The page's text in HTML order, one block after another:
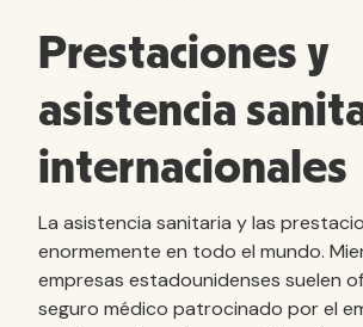
Prestaciones y
asistencia
internacionales
La asistencia sanitaria y las
enormemente en todo el mundo.
empresas estadounidenses suelen
seguro médico patrocinado por el